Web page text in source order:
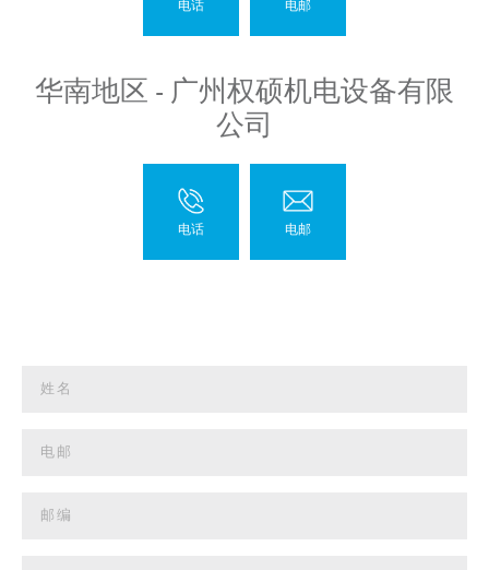
华南地区 - 广州权硕机电设备有限
公司